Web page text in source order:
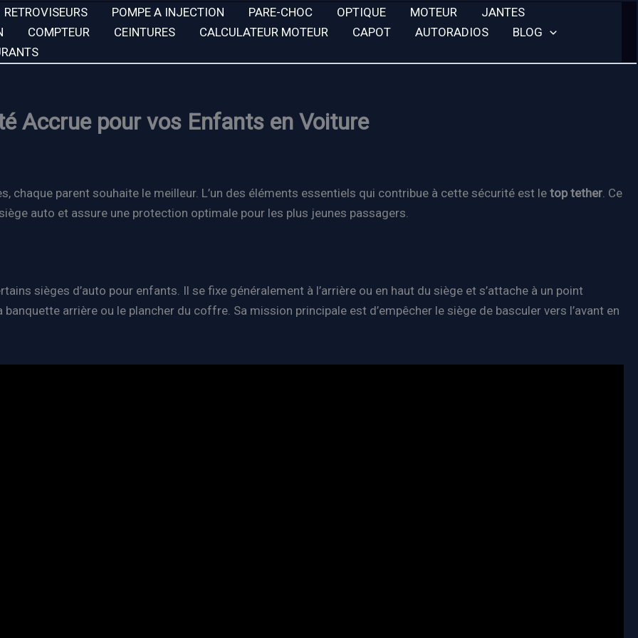
RETROVISEURS POMPE A INJECTION PARE-CHOC OPTIQUE MOTEUR
JANTES
COMPTEUR CEINTURES CALCULATEUR MOTEUR CAPOT AUTORADIOS
BLOG
Accrue pour vos Enfants en Voiture
chaque parent souhaite le meilleur. L’un des éléments essentiels qui contribue à cette sécurité est le top tether. Ce
auto et assure une protection optimale pour les plus jeunes passagers.
sièges d’auto pour enfants. Il se fixe généralement à l’arrière ou en haut du siège et s’attache à un point
arrière ou le plancher du coffre. Sa mission principale est d’empêcher le siège de basculer vers l’avant en